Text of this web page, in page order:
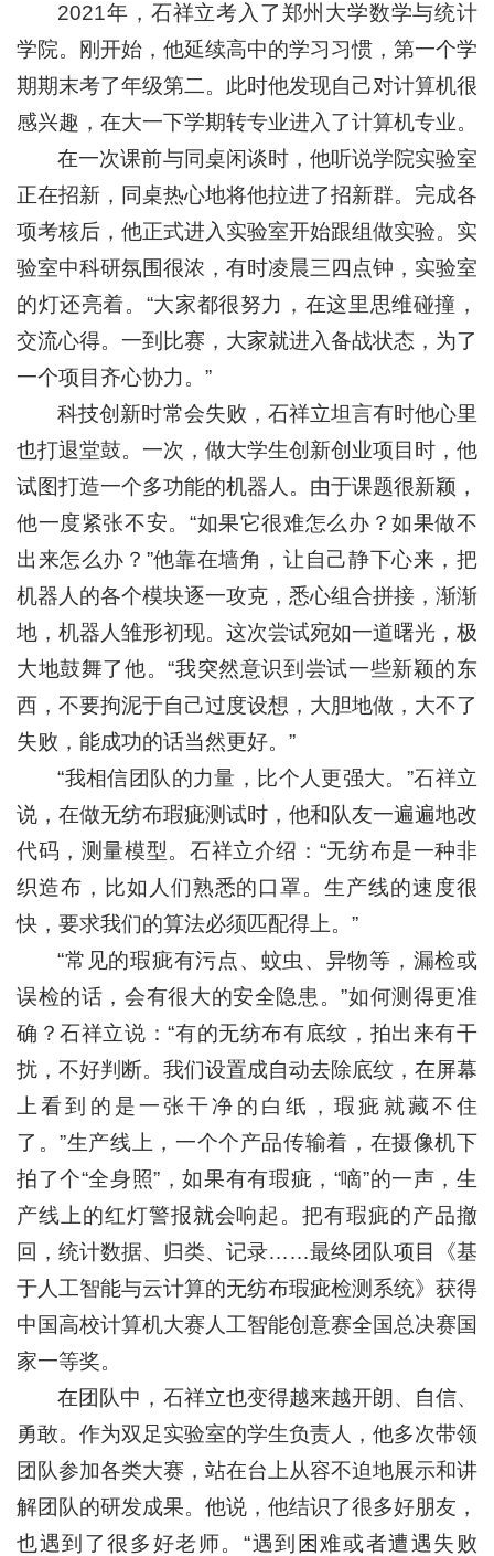
2021年，石祥立考入了郑州大学数学与统计
学院。刚开始，他延续高中的学习习惯，第一个学
期期末考了年级第二。此时他发现自己对计算机很
感兴趣，在大一下学期转专业进入了计算机专业。
在一次课前与同桌闲谈时，他听说学院实验室
正在招新，同桌热心地将他拉进了招新群。完成各
项考核后，他正式进入实验室开始跟组做实验。实
验室中科研氛围很浓，有时凌晨三四点钟，实验室
的灯还亮着。“大家都很努力，在这里思维碰撞，
交流心得。一到比赛，大家就进入备战状态，为了
一个项目齐心协力。”
科技创新时常会失败，石祥立坦言有时他心里
也打退堂鼓。一次，做大学生创新创业项目时，他
试图打造一个多功能的机器人。由于课题很新颖，
他一度紧张不安。“如果它很难怎么办？如果做不
出来怎么办？”他靠在墙角，让自己静下心来，把
机器人的各个模块逐一攻克，悉心组合拼接，渐渐
地，机器人雏形初现。这次尝试宛如一道曙光，极
大地鼓舞了他。“我突然意识到尝试一些新颖的东
西，不要拘泥于自己过度设想，大胆地做，大不了
失败，能成功的话当然更好。”
“我相信团队的力量，比个人更强大。”石祥立
说，在做无纺布瑕疵测试时，他和队友一遍遍地改
代码，测量模型。石祥立介绍：“无纺布是一种非
织造布，比如人们熟悉的口罩。生产线的速度很
快，要求我们的算法必须匹配得上。”
“常见的瑕疵有污点、蚊虫、异物等，漏检或
误检的话，会有很大的安全隐患。”如何测得更准
确？石祥立说：“有的无纺布有底纹，拍出来有干
扰，不好判断。我们设置成自动去除底纹，在屏幕
上看到的是一张干净的白纸，瑕疵就藏不住
了。”生产线上，一个个产品传输着，在摄像机下
拍了个“全身照”，如果有有瑕疵，“嘀”的一声，生
产线上的红灯警报就会响起。把有瑕疵的产品撤
回，统计数据、归类、记录……最终团队项目《基
于人工智能与云计算的无纺布瑕疵检测系统》获得
中国高校计算机大赛人工智能创意赛全国总决赛国
家一等奖。
在团队中，石祥立也变得越来越开朗、自信、
勇敢。作为双足实验室的学生负责人，他多次带领
团队参加各类大赛，站在台上从容不迫地展示和讲
解团队的研发成果。他说，他结识了很多好朋友，
也遇到了很多好老师。“遇到困难或者遭遇失败